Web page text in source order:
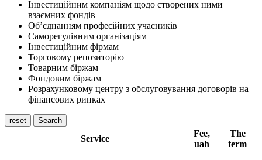
Інвестиційним компаніям щодо створених ними
взаємних фондів
Об’єднанням професійних учасників
Саморегулівним організаціям
Інвестиційним фірмам
Торговому репозиторію
Товарним біржам
Фондовим біржам
Розрахунковому центру з обслуговування договорів на
фінансових ринках
reset Search
Service
Fee,
uah
The
term